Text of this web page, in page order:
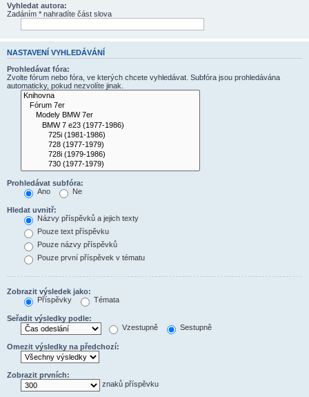
Vyhledat autora:
Zadáním * nahradíte část slova
NASTAVENÍ VYHLEDÁVÁNÍ
Prohledávat fóra:
Zvolte fórum nebo fóra, ve kterých chcete vyhledávat. Subfóra jsou prohledávána
automaticky, pokud nezvolíte jinak.
Prohledávat subfóra:
Ano
Ne
Hledat uvnitř:
Názvy příspěvků a jejich texty
Pouze text příspěvku
Pouze názvy příspěvků
Pouze první příspěvek v tématu
Zobrazit výsledek jako:
Příspěvky
Témata
Seřadit výsledky podle:
Vzestupně
Sestupně
Omezit výsledky na předchozí:
Zobrazit prvních:
znaků příspěvku